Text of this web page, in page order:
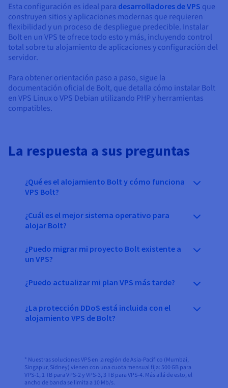
Esta configuración es ideal para desarrolladores de VPS que
construyen sitios y aplicaciones modernas que requieren
flexibilidad y un proceso de despliegue predecible. Instalar
Bolt en un VPS te ofrece todo esto y más, incluyendo control
total sobre tu alojamiento de aplicaciones y configuración del
servidor.
Para obtener orientación paso a paso, sigue la
documentación oficial de Bolt, que detalla cómo instalar Bolt
en VPS Linux o VPS Debian utilizando PHP y herramientas
compatibles.
La respuesta a sus preguntas
¿Qué es el alojamiento Bolt y cómo funciona
VPS Bolt?
¿Cuál es el mejor sistema operativo para
alojar Bolt?
¿Puedo migrar mi proyecto Bolt existente a
un VPS?
¿Puedo actualizar mi plan VPS más tarde?
¿La protección DDoS está incluida con el
alojamiento VPS de Bolt?
* Nuestras soluciones VPS en la región de Asia-Pacífico (Mumbai,
Singapur, Sídney) vienen con una cuota mensual fija: 500 GB para
VPS-1, 1 TB para VPS-2 y VPS-3, 3 TB para VPS-4. Más allá de esto, el
ancho de banda se limita a 10 Mb/s.